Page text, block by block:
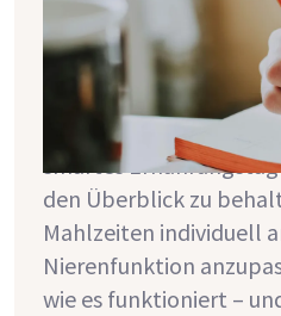
den Griff zu
Ernährung ist bei einer
Nierenerkrankung
entscheidend. Die
smartes
den Überblick zu
Mahlzeiten individuell
Nierenfunktion
wie es funktioniert –